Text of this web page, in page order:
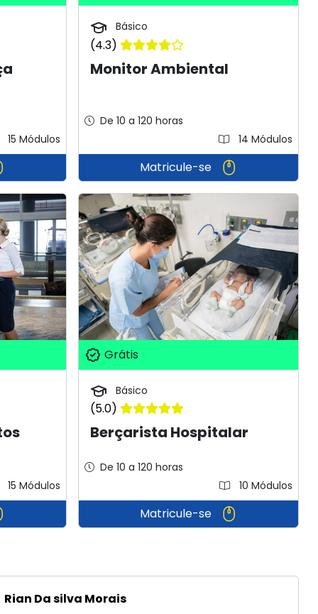
15 Módulos
Básico
(4.3)
Monitor Ambiental
De 10 a 120 horas
14 Módulos
Matricule-se
15 Módulos
Grátis
Básico
(5.0)
Berçarista Hospitalar
De 10 a 120 horas
10 Módulos
Matricule-se
Rian Da silva Morais